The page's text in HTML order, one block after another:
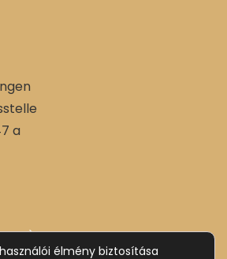
a
)
élmény biztosítása